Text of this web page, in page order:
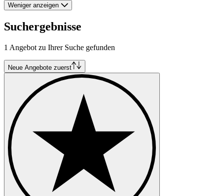
Weniger anzeigen
Suchergebnisse
1 Angebot zu Ihrer Suche gefunden
Neue Angebote zuerst